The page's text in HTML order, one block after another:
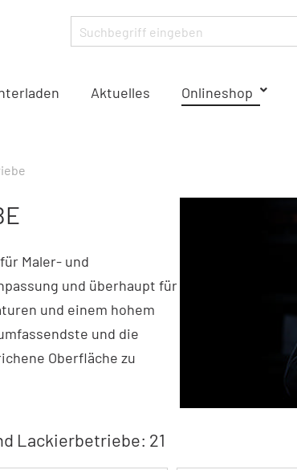
Aktuelles Onlineshop
Maler- und
und überhaupt für
und einem hohem
und die
Oberfläche zu
Lackierbetriebe: 21